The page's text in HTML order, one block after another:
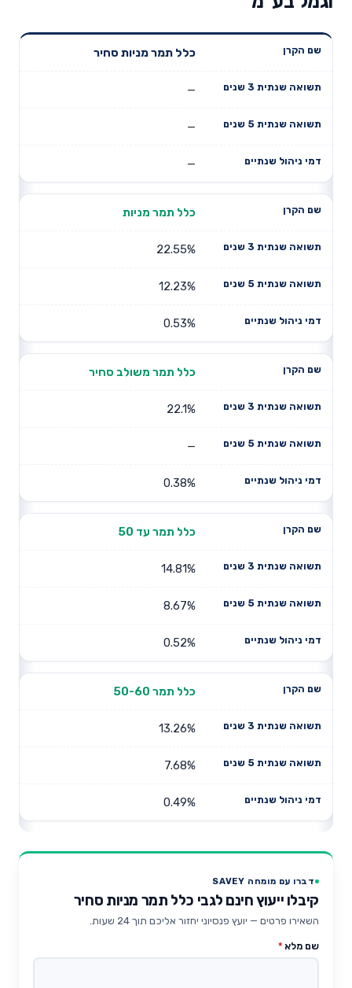
שנים
תשואה
כלל תמר מניות סחיר
—
—
—
כלל תמר מניות
22.55%
12.23%
0.53%
כלל תמר משולב סחיר
22.1%
—
0.38%
כלל תמר עד 50
14.81%
8.67%
0.52%
כלל תמר 50-60
13.26%
7.68%
0.49%
דברו עם מומחה SAVEY
קיבלו ייעוץ חינם לגבי כלל תמר מניות סחיר
השאירו פרטים — יועץ פנסיוני יחזור אליכם תוך 24 שעות.
שם מלא *